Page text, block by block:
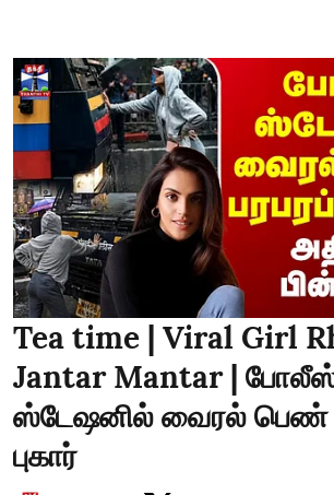
Tea time | Viral Girl
Jantar Mantar |
ஸ்டேஷனில் வைரல் பெண்
புகார்